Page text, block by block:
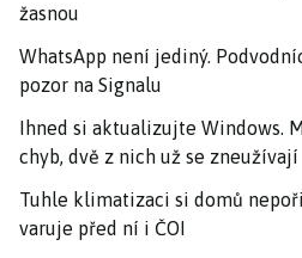
žasnou
WhatsApp není jediný.
pozor na Signalu
Ihned si aktualizujte Windows.
chyb, dvě z nich už se zneužívají
Tuhle klimatizaci si domů
varuje před ní i ČOI